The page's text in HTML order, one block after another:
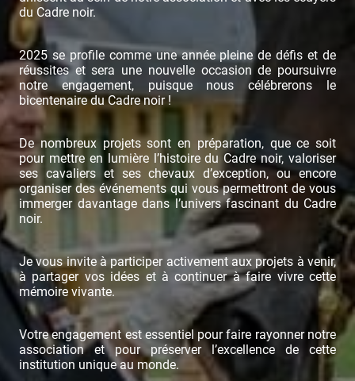
du Cadre noir.
2025 se profile comme une année pleine de défis et de
réussites et sera une nouvelle occasion de poursuivre
notre engagement, puisque nous célébrerons le
bicentenaire du Cadre noir !
De nombreux projets sont en préparation, que ce soit
pour mettre en lumière l’histoire du Cadre noir, valoriser
ses cavaliers et ses chevaux d’exception, ou encore
organiser des événements qui vous permettront de vous
immerger davantage dans l’univers fascinant du Cadre
noir.
Je vous invite à participer activement aux projets à venir,
à partager vos idées et à continuer à faire vivre cette
mémoire vivante.
Votre engagement est essentiel pour faire rayonner notre
association et pour préserver l’excellence de cette
institution unique au monde.